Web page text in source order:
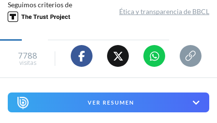
Seguimos criterios de
Ética y transparencia de BBCL
7788
visitas
VER RESUMEN